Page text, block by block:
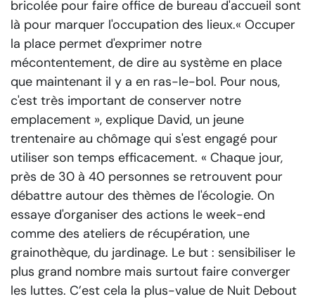
bricolée pour faire office de bureau d'accueil sont
là pour marquer l'occupation des lieux.« Occuper
la place permet d'exprimer notre
mécontentement, de dire au système en place
que maintenant il y a en ras-le-bol. Pour nous,
c'est très important de conserver notre
emplacement », explique David, un jeune
trentenaire au chômage qui s'est engagé pour
utiliser son temps efficacement. « Chaque jour,
près de 30 à 40 personnes se retrouvent pour
débattre autour des thèmes de l'écologie. On
essaye d'organiser des actions le week-end
comme des ateliers de récupération, une
grainothèque, du jardinage. Le but : sensibiliser le
plus grand nombre mais surtout faire converger
les luttes. C’est cela la plus-value de Nuit Debout